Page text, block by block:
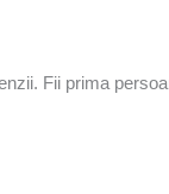
Fii prima